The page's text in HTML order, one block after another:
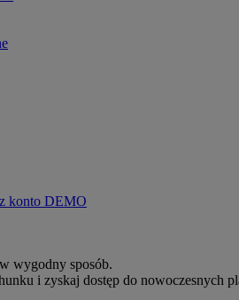
konto DEMO
wygodny sposób.
i zyskaj dostęp do nowoczesnych